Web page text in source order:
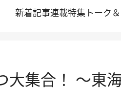
新着記事連載特集 トーク
大集合！ ～東